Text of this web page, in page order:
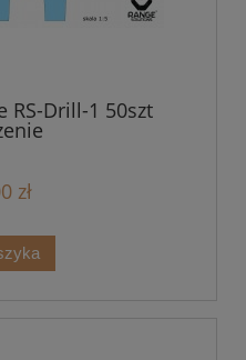
RS-Drill-1 50szt
zł